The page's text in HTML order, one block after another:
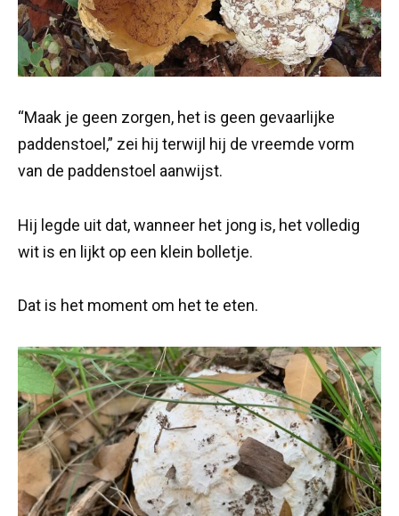
“Maak je geen zorgen, het is geen gevaarlijke
paddenstoel,” zei hij terwijl hij de vreemde vorm
van de paddenstoel aanwijst.
Hij legde uit dat, wanneer het jong is, het volledig
wit is en lijkt op een klein bolletje.
Dat is het moment om het te eten.